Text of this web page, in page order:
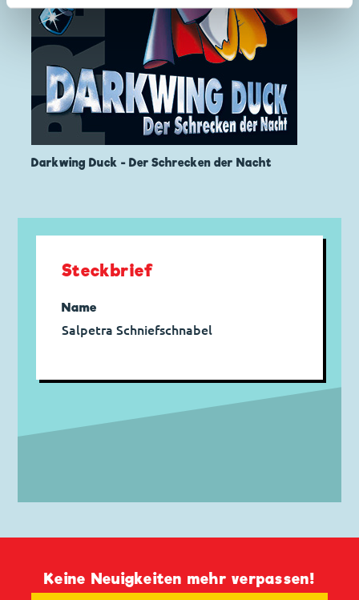
Darkwing Duck - Der Schrecken der Nacht
Steckbrief
Name
Salpetra Schniefschnabel
Keine Neuigkeiten mehr verpassen!